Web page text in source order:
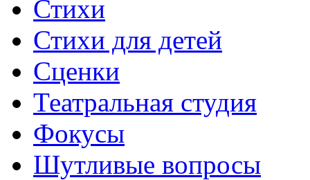
Стихи
Стихи для детей
Сценки
Театральная студия
Фокусы
Шутливые вопросы